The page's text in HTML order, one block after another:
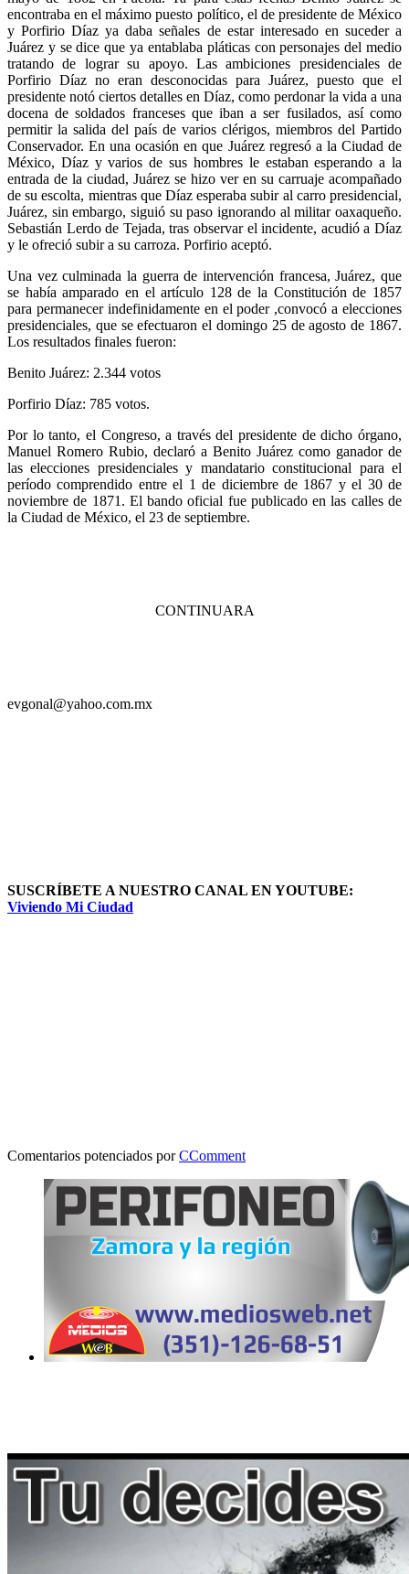
encontraba en el máximo puesto político, el de presidente de México
y Porfirio Díaz ya daba señales de estar interesado en suceder a
Juárez y se dice que ya entablaba pláticas con personajes del medio
tratando de lograr su apoyo. Las ambiciones presidenciales de
Porfirio Díaz no eran desconocidas para Juárez, puesto que el
presidente notó ciertos detalles en Díaz, como perdonar la vida a una
docena de soldados franceses que iban a ser fusilados, así como
permitir la salida del país de varios clérigos, miembros del Partido
Conservador. En una ocasión en que Juárez regresó a la Ciudad de
México, Díaz y varios de sus hombres le estaban esperando a la
entrada de la ciudad, Juárez se hizo ver en su carruaje acompañado
de su escolta, mientras que Díaz esperaba subir al carro presidencial,
Juárez, sin embargo, siguió su paso ignorando al militar oaxaqueño.
Sebastián Lerdo de Tejada, tras observar el incidente, acudió a Díaz
y le ofreció subir a su carroza. Porfirio aceptó.
Una vez culminada la guerra de intervención francesa, Juárez, que
se había amparado en el artículo 128 de la Constitución de 1857
para permanecer indefinidamente en el poder ,convocó a elecciones
presidenciales, que se efectuaron el domingo 25 de agosto de 1867.
Los resultados finales fueron:
Benito Juárez: 2.344 votos
Porfirio Díaz: 785 votos.
Por lo tanto, el Congreso, a través del presidente de dicho órgano,
Manuel Romero Rubio, declaró a Benito Juárez como ganador de
las elecciones presidenciales y mandatario constitucional para el
período comprendido entre el 1 de diciembre de 1867 y el 30 de
noviembre de 1871. El bando oficial fue publicado en las calles de
la Ciudad de México, el 23 de septiembre.
CONTINUARA
evgonal@yahoo.com.mx
SUSCRÍBETE A NUESTRO CANAL EN YOUTUBE:
Viviendo Mi Ciudad
Comentarios potenciados porCComment